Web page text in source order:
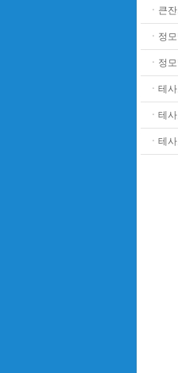
ㆍ큰
ㆍ정
ㆍ정
ㆍ테
ㆍ테
ㆍ테